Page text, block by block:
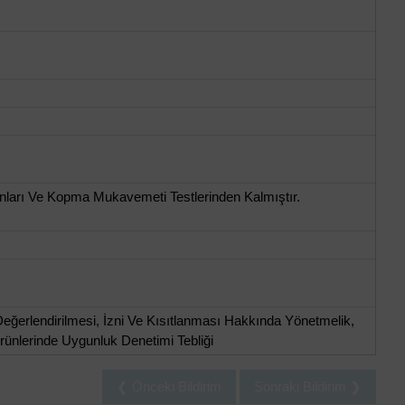
Ve Kopma Mukavemeti Testlerinden Kalmıştır.
İzni Ve Kısıtlanması Hakkında Yönetmelik,
Uygunluk Denetimi Tebliği